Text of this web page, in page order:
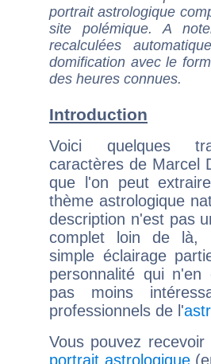
portrait astrologique
site polémique. A
recalculées
domification avec le
des heures connues.
Introduction
Voici quelques
caractères de Marcel
que l'on peut
thème astrologique
description n'est pas
complet loin de là,
simple éclairage
personnalité qui n'en
pas moins
professionnels de l'
Vous pouvez
portrait astrologique